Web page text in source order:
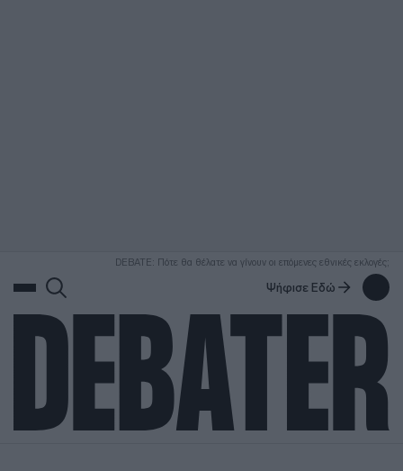
DEBATE: Πότε θα θέλατε να γίνουν οι επόμενες εθνικές εκλογές;
Ψήφισε Εδώ